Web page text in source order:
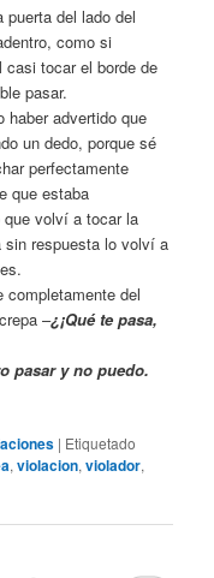
puerta del lado del
como si
casi tocar el borde de
pasar.
haber advertido que
un dedo, porque sé
perfectamente
que estaba
que volví a tocar la
sin respuesta lo volví a
completamente del
–¿¡Qué te pasa,
pasar y no puedo.
| Etiquetado
,violacion,violador,